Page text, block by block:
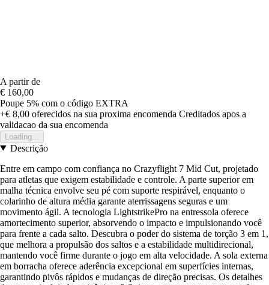
A partir de
€ 160,00
Poupe 5% com o código EXTRA
+€ 8,00 oferecidos na sua proxima encomenda Creditados apos a
validacao da sua encomenda
Loading...
Descrição
Entre em campo com confiança no Crazyflight 7 Mid Cut, projetado
para atletas que exigem estabilidade e controle. A parte superior em
malha técnica envolve seu pé com suporte respirável, enquanto o
colarinho de altura média garante aterrissagens seguras e um
movimento ágil. A tecnologia LightstrikePro na entressola oferece
amortecimento superior, absorvendo o impacto e impulsionando você
para frente a cada salto. Descubra o poder do sistema de torção 3 em 1,
que melhora a propulsão dos saltos e a estabilidade multidirecional,
mantendo você firme durante o jogo em alta velocidade. A sola externa
em borracha oferece aderência excepcional em superfícies internas,
garantindo pivôs rápidos e mudanças de direção precisas. Os detalhes